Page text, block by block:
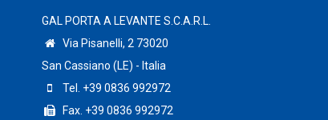
GAL PORTA A LEVANTE S.C.A.R.L.
Via Pisanelli, 2 73020
San Cassiano (LE) - Italia
Tel. +39 0836 992972
Fax. +39 0836 992972